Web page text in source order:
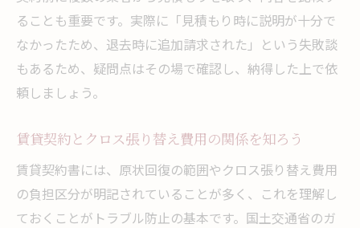
ることも重要です。実際に「見積もり時に説明が十分で
なかったため、退去時に追加請求された」という失敗談
もあるため、疑問点はその場で確認し、納得した上で依
頼しましょう。
賃貸契約とクロス張り替え費用の関係を知ろう
賃貸契約書には、原状回復の範囲やクロス張り替え費用
の負担区分が明記されていることが多く、これを理解し
ておくことがトラブル防止の基本です。国土交通省のガ